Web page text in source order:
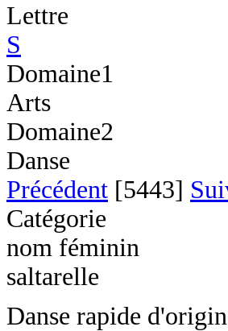
Lettre
S
Domaine1
Arts
Domaine2
Danse
Précédent [5443]
Catégorie
nom féminin
saltarelle
Danse rapide